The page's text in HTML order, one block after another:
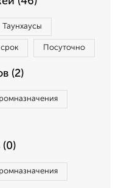
Таунхаусы
Посуточно
(2)
(0)